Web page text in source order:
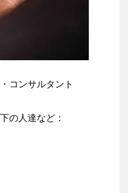
コンサルタント
の人達など：